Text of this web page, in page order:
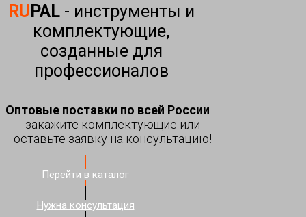
RU PAL- инструменты и
комплектующие,
созданные для
профессионалов
Оптовые поставки по всей России –
закажите комплектующие или
оставьте заявку на консультацию!
Перейти в каталог
Нужна консультация